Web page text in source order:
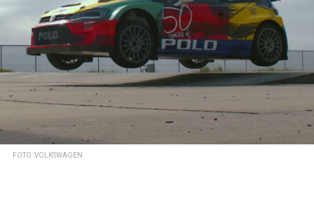
FOTO: VOLKSWAGEN